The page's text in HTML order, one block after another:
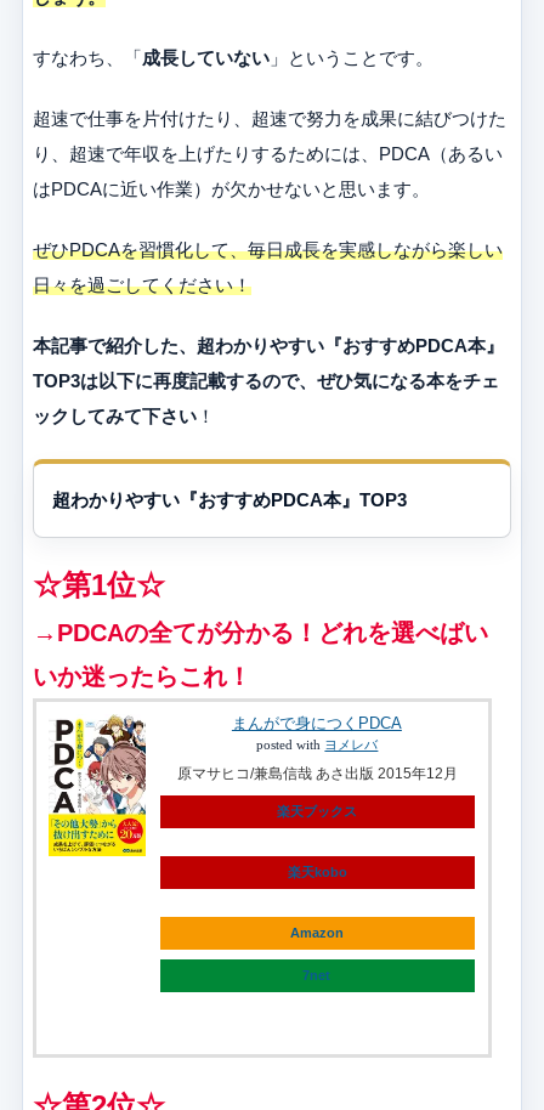
すなわち、「成長していない 」ということです。
超速で仕事を片付けたり、超速で努力を成果に結びつけた
り、超速で年収を上げたりするためには、PDCA（あるい
はPDCAに近い作業）が欠かせないと思います。
ぜひPDCAを習慣化して、毎日成長を実感しながら楽しい
日々を過ごしてください！
本記事で紹介した、超わかりやすい『おすすめPDCA本』
TOP3は以下に再度記載するので、ぜひ気になる本をチェ
ックしてみて下さい ！
超わかりやすい『おすすめPDCA本』TOP3
☆第1位☆
→PDCAの全てが分かる！どれを選べばい
いか迷ったらこれ！
まんがで身につくPDCA
posted with ヨメレバ
原マサヒコ/兼島信哉 あさ出版 2015年12月
楽天ブックス
楽天kobo
Amazon
7net